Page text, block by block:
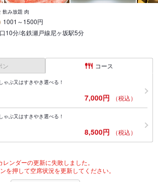
飲み放題 肉
1001～1500円
10分/名鉄瀬戸線尼ヶ坂駅5分
ン コース
ゃぶ又はすきやき選べる！
7,000円 （税込）
ゃぶ又はすきやき選べる！
8,500円 （税込）
レンダーの更新に失敗しました。
を押して空席状況を更新してください。